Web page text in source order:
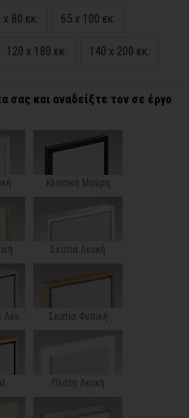
x 80 εκ. 65 x 100 εκ.
120 x 180 εκ. 140 x 200 εκ.
σας και αναδείξτε τον σε έργο
Κλασική Μαύρη
Σκοτία Λευκή
Σκοτία Φυσική
Πλάτη Λευκή